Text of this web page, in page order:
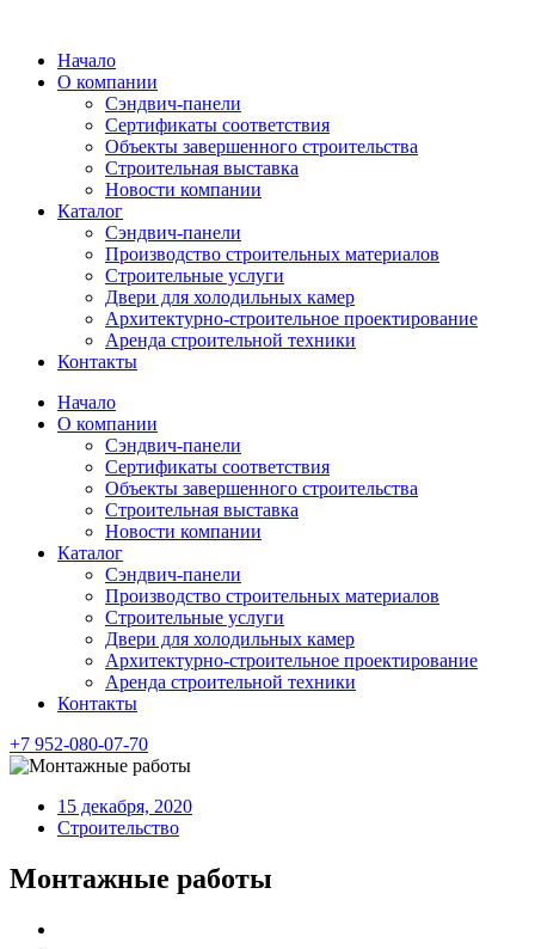
содержимому
Начало
О компании
Сэндвич-панели
Сертификаты соответствия
Объекты завершенного строительства
Строительная выставка
Новости компании
Каталог
Сэндвич-панели
Производство строительных материалов
Строительные услуги
Двери для холодильных камер
Архитектурно-строительное проектирование
Аренда строительной техники
Контакты
Начало
О компании
Сэндвич-панели
Сертификаты соответствия
Объекты завершенного строительства
Строительная выставка
Новости компании
Каталог
Сэндвич-панели
Производство строительных материалов
Строительные услуги
Двери для холодильных камер
Архитектурно-строительное проектирование
Аренда строительной техники
Контакты
+7 952-080-07-70
15 декабря, 2020
Строительство
Монтажные работы